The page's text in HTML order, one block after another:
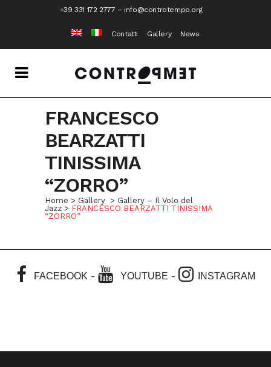
+39 331 172 2777 – info@controtempo.org
Contatti Gallery News
FRANCESCO
BEARZATTI
TINISSIMA
“ZORRO”
Home > Gallery > Gallery – Il Volo del
Jazz > FRANCESCO BEARZATTI TINISSIMA
“ZORRO”
FACEBOOK - YOUTUBE - INSTAGRAM